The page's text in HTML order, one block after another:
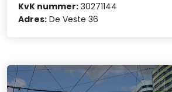
KvK nummer: 30271144
Adres: De Veste 36